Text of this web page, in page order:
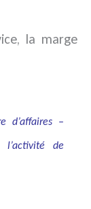
la marge
d’affaires –
l’activité de